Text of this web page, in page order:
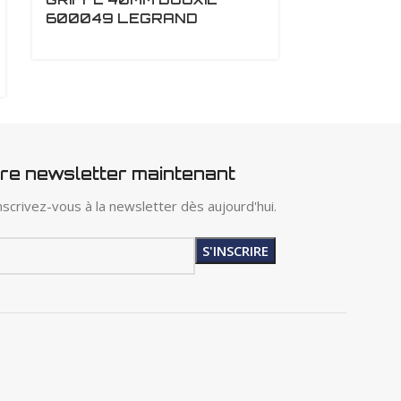
600049 LEGRAND
newsletter maintenant
vous à la newsletter dès aujourd'hui.